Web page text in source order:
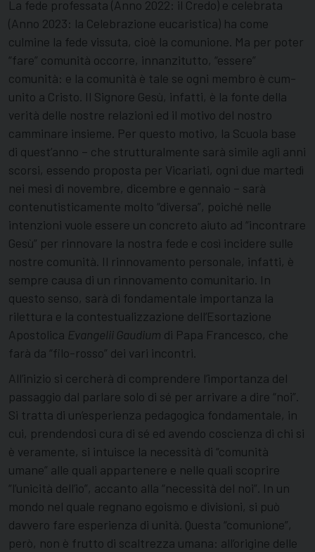
La fede professata (Anno 2022: il Credo) e celebrata
(Anno 2023: la Celebrazione eucaristica) ha come
culmine la fede vissuta, cioè la comunione. Ma per poter
“fare” comunità occorre, innanzitutto, “essere”
comunità: e la comunità è tale se ogni membro è cum-
unito a Cristo. Il Signore Gesù, infatti, è la fonte della
verità delle nostre relazioni ed il motivo del nostro
camminare insieme. Per questo motivo, la Scuola base
di quest’anno – che strutturalmente sarà simile agli anni
scorsi, essendo proposta per Vicariati, ogni due martedì
nei mesi di novembre, dicembre e gennaio – sarà
contenutisticamente molto “diversa”, poiché nelle
intenzioni vuole essere un concreto aiuto ad “incontrare
Gesù” per rinnovare la nostra fede e così incidere sulle
nostre comunità. Il rinnovamento personale, infatti, è
sempre causa di un rinnovamento comunitario. In
questo senso, sarà di fondamentale importanza la
rilettura e la contestualizzazione dell’Esortazione
Apostolica Evangelii Gaudium di Papa Francesco, che
farà da “filo-rosso” dei vari incontri.
All’inizio si cercherà di comprendere l’importanza del
passaggio dal parlare solo di sé per arrivare a dire “noi”.
Si tratta di un’esperienza pedagogica fondamentale, in
cui, prendendosi cura di sé ed avendo coscienza di chi si
è veramente, si intuisce la necessità di “comunità
umane” alle quali appartenere e nelle quali scoprire
“l’unicità dell’io”, accanto alla “necessità del noi”. In un
mondo nel quale regnano egoismo e divisioni, si può
davvero fare esperienza di unità. Questa “comunione”,
però, non è frutto di scaltrezza umana: all’origine delle